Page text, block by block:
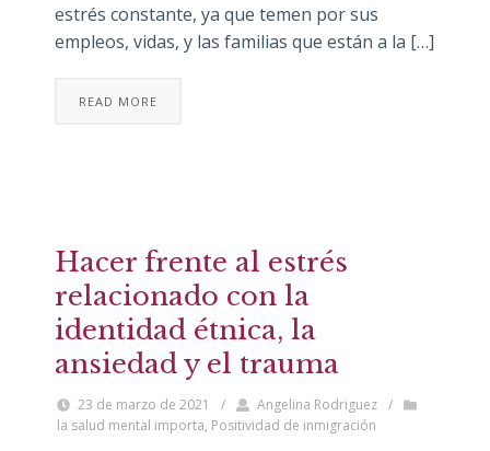
estrés constante, ya que temen por sus
empleos, vidas, y las familias que están a la […]
READ MORE
Hacer frente al estrés
relacionado con la
identidad étnica, la
ansiedad y el trauma
23 de marzo de 2021 / Angelina Rodriguez /
la salud mental importa, Positividad de inmigración